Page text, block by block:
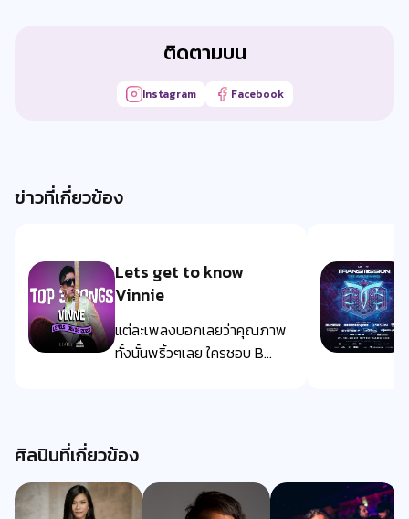
ติดตามบน
Instagram Facebook
ข่าวที่เกี่ยวข้อง
Lets get to know
Vinnie
แต่ละเพลงบอกเลยว่าคุณภาพ
ทั้งนั้นพริ้วๆเลย ใครชอบ B...
ศิลปินที่เกี่ยวข้อง